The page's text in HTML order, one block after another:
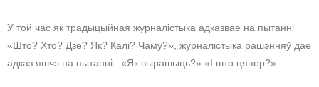
У той час як традыцыйная журналістыка адказвае на пытанні
«Што? Хто? Дзе? Як? Калі? Чаму?», журналістыка рашэнняў дае
адказ яшчэ на пытанні : «Як вырашыць?» «І што цяпер?».